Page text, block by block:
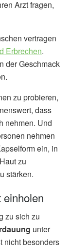
Arzt fragen,
vertragen
Erbrechen.
der Geschmack
zu probieren,
dass
nehmen. Und
nehmen
ein, in
zu
stärken.
zu sich zu
unter
nicht besonders